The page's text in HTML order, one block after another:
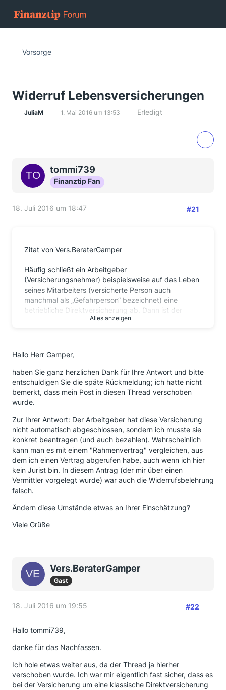
Vorsorge
Widerruf Lebensversicherungen
JuliaM 1. Mai 2016 um 13:53 Erledigt
tommi739
Finanztip Fan
18. Juli 2016 um 18:47 #21
Zitat von Vers.BeraterGamper
Häufig schließt ein Arbeitgeber
(Versicherungsnehmer) beispielsweise auf das Leben
seines Mitarbeiters (versicherte Person auch
manchmal als „Gefahrperson“ bezeichnet) eine
betriebliche Direktversicherung ab. Dann ist der
Arbeitnehmer die versicherte Person.
[...]
Sie haben nach meiner Rechtsaufassung als
versicherte Person kein eigenes Widerspruchs- oder
Kündigungsrecht.
[...]
Insofern würde ich Ihnen erst einmal empfehlen, mit
dem Arbeitgeber zu sprechen und sozusagen „das
Wasser zu testen“ (wirkt er mit, benötigt er weitere
Informationen usw.?).
Alles anzeigen
Hallo Herr Gamper,
haben Sie ganz herzlichen Dank für Ihre Antwort und bitte
entschuldigen Sie die späte Rückmeldung; ich hatte nicht
bemerkt, dass mein Post in diesen Thread verschoben
wurde.
Zur Ihrer Antwort: Der Arbeitgeber hat diese Versicherung
nicht automatisch abgeschlossen, sondern ich musste sie
konkret beantragen (und auch bezahlen). Wahrscheinlich
kann man es mit einem "Rahmenvertrag" vergleichen, aus
dem ich einen Vertrag abgerufen habe, auch wenn ich hier
kein Jurist bin. In diesem Antrag (der mir über einen
Vermittler vorgelegt wurde) war auch die Widerrufsbelehrung
falsch.
Ändern diese Umstände etwas an Ihrer Einschätzung?
Viele Grüße
Vers.BeraterGamper
Gast
18. Juli 2016 um 19:55 #22
Hallo tommi739,
danke für das Nachfassen.
Ich hole etwas weiter aus, da der Thread ja hierher
verschoben wurde. Ich war mir eigentlich fast sicher, dass es
bei der Versicherung um eine klassische Direktversicherung